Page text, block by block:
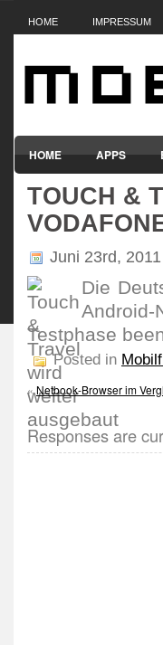
HOME IMPRESSUM
HOME APPS
SMARTPHONES &
TOUCH &
Juni 23rd, 2011
Die
Testphase
Posted in
«Netbook-Browser im
Responses are